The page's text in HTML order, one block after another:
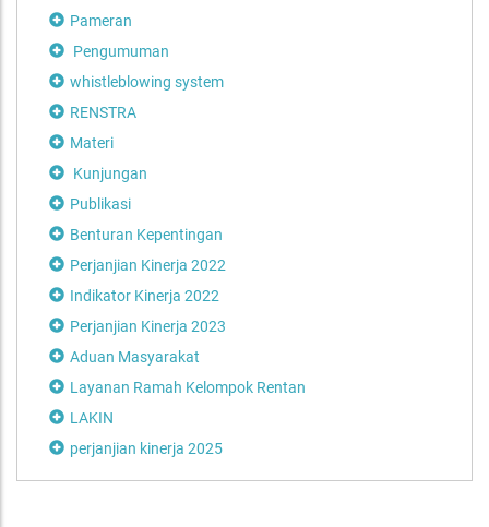
Pameran
Pengumuman
whistleblowing system
RENSTRA
Materi
Kunjungan
Publikasi
Benturan Kepentingan
Perjanjian Kinerja 2022
Indikator Kinerja 2022
Perjanjian Kinerja 2023
Aduan Masyarakat
Layanan Ramah Kelompok Rentan
LAKIN
perjanjian kinerja 2025